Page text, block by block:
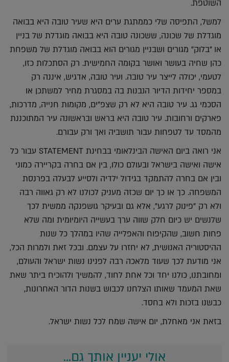
השוטפת.
למשל, התפיסה שלי כממתגת ערים היא שעיר טובה היא בבואה
מוגדלת של שכונה, ששכונה טובה היא בבואה מוגדלת של בניין
או "בלוק" מגורים ושבניין מגורים הוא בבואה מוגדלת של משפחת
כהן שחיה בעושר ואושר בקומה החמישית. רק הסתכלות כזו,
לטעמי, יכולה לייצר עיר טובה. ועיר טובה, אדגיש, איננה רק
במספר יחידות הדיור הנבנות בה במסגרת מחיר למשתכן או
הסכמי גג. עיר טובה היא לא רק שצפ"ים, מקומות חנייה, מדרכות,
פארקים ורחובות. עיר טובה היא בראש ובראשונה עיר המתוכננת
מהמסד עד לטפחות עבור תושביה ואך ורק עבורם.
אני רואה ביום האישה הבינלאומי בבחינת STATEMENT עבור כל
אישה ואישה בישראל ובעולם כולו, בין אם בחרה בקריירה כמוני
ובין אם בחרה להתמקד בגידול ילדיה ולסייע לבעלה בפרנסת
המשפחה. כך או כך יום שכזה מעניק לכולנו לא רק גאווה רבה
ולא רק "פינוק לרגע", אלא גם ובעיקר גושפנקה ממשית לכך
שלנשים יש כיום חלק שווה ערך בעשייה היומיומית ומה שלא
פחות חשוב, שהקיפוח והאפלייה שהיו במהלך כל שנות
ההיסטוריה האנושית, לא יחזרו על עצמם. ובכל זאת ולמרות הכל,
אני מודעת לכך שעוד מלאכה רבה לפנינו נשות ישראל והעולם,
ומחובתנו, כולנו יחד וכל אחת לחוד, להמשיך ולהוכיח ביתר שאת
שאת המעמד שאותו הצלחנו לכבוש בשנות הדור האחרונות,
כבשנו בזכות ולא בחסד.
בזאת אני מאחלת, יום אישה שמח לכל נשות ישראל.
אולי יעניין אותך גם...